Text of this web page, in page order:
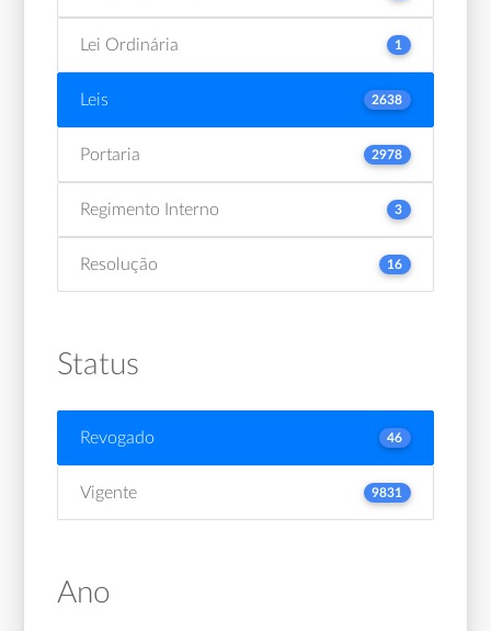
Lei Ordinária 1
Leis 2638
Portaria 2978
Regimento Interno 3
Resolução 16
Status
Revogado 46
Vigente 9831
Ano